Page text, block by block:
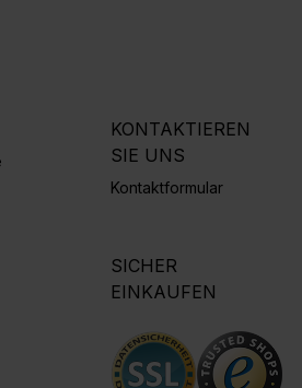
KONTAKTIEREN
SIE UNS
Kontaktformular
SICHER
EINKAUFEN